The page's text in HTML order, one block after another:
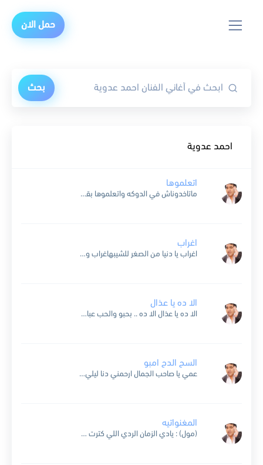
حمل الان
بحث
احمد عدوية
اتعلموها
ماتاخدوناش في الدوكه واتعلموها بقه وما تمسكوناش بالشوكه ماتاكلونا بالمعلقه اتعلموها اتعلموها بقه دا هواكم سرجي مرجي لا حكيم ولا تمرجي وبحركم عطشجي وميته مشلقه اتعلموها اتعلموها بقه اشيلك وانت...
اغراب
اغراب يا دنيا من الصغر للشيبهاغراب وطالت بيا الغيبهيا مضحكانا يوم ومبكيانا يوموموريانا كل حاجه عجيبهاغراب يا دنيامبيناموش يا ولدي ما بيناموشعشاق الليل يا ولدي ما بيناموشبايتين حيارى عايشين سهارىيا...
الا ده يا عذال
الا ده يا عذال الا ده .. بحبو والحب عباده بيقولوا ايه اسم الله عليه .. بيقولوا ايه اسم الله عليه عسل ابيض وحلاوته زياده .. الا ده يا عذال...
السح الدح امبو
عمي يا صاحب الجمال ارحمني دنا ليلي طال شوف لي جمال على قد الحال يعوض صبري اللي طال .. عمي .. يا صاحب الجمال السح الدح امبو ادي الواد لابوه...
المغنواتيه
(مول) : يادي الزمان الردي اللي كترت فيه المغنواتيه في ناس بتقول آه ياعيني بس الآه موش هيّه والفن مدرسه يا عيني والحياة كليه والحب موش حب لو مافهوش ملاغيه